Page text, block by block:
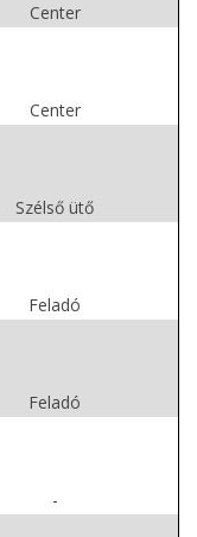
Center
Center
Szélső ütő
Feladó
Feladó
-